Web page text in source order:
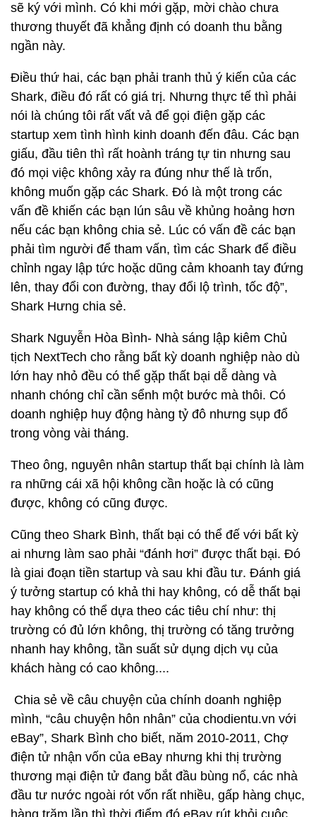
sẽ ký với mình. Có khi mới gặp, mời chào chưa
thương thuyết đã khẳng định có doanh thu bằng
ngần này.
Điều thứ hai, các bạn phải tranh thủ ý kiến của các
Shark, điều đó rất có giá trị. Nhưng thực tế thì phải
nói là chúng tôi rất vất vả để gọi điện gặp các
startup xem tình hình kinh doanh đến đâu. Các bạn
giấu, đầu tiên thì rất hoành tráng tự tin nhưng sau
đó mọi việc không xảy ra đúng như thế là trốn,
không muốn gặp các Shark. Đó là một trong các
vấn đề khiến các bạn lún sâu về khủng hoảng hơn
nếu các bạn không chia sẻ. Lúc có vấn đề các bạn
phải tìm người để tham vấn, tìm các Shark để điều
chỉnh ngay lập tức hoặc dũng cảm khoanh tay đứng
lên, thay đổi con đường, thay đổi lộ trình, tốc độ”,
Shark Hưng chia sẻ.
Shark Nguyễn Hòa Bình- Nhà sáng lập kiêm Chủ
tịch NextTech cho rằng bất kỳ doanh nghiệp nào dù
lớn hay nhỏ đều có thể gặp thất bại dễ dàng và
nhanh chóng chỉ cần sểnh một bước mà thôi. Có
doanh nghiệp huy động hàng tỷ đô nhưng sụp đổ
trong vòng vài tháng.
Theo ông, nguyên nhân startup thất bại chính là làm
ra những cái xã hội không cần hoặc là có cũng
được, không có cũng được.
Cũng theo Shark Bình, thất bại có thể đế với bất kỳ
ai nhưng làm sao phải “đánh hơi” được thất bại. Đó
là giai đoạn tiền startup và sau khi đầu tư. Đánh giá
ý tưởng startup có khả thi hay không, có dễ thất bại
hay không có thể dựa theo các tiêu chí như: thị
trường có đủ lớn không, thị trường có tăng trưởng
nhanh hay không, tần suất sử dụng dịch vụ của
khách hàng có cao không....
Chia sẻ về câu chuyện của chính doanh nghiệp
mình, “câu chuyện hôn nhân” của chodientu.vn với
eBay”, Shark Bình cho biết, năm 2010-2011, Chợ
điện tử nhận vốn của eBay nhưng khi thị trường
thương mại điện tử đang bắt đầu bùng nổ, các nhà
đầu tư nước ngoài rót vốn rất nhiều, gấp hàng chục,
hàng trăm lần thì thời điểm đó eBay rút khỏi cuộc